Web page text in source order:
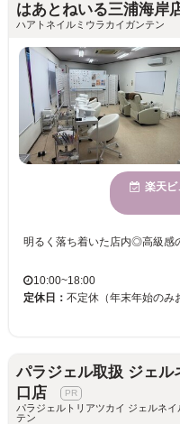
はあとねいる三浦海岸
ハアトネイルミウラカイガンテン
楽天ビ
10:00~18:00
定休日： 不定休（年末年始のみ
パラジェル取扱 ジェ
口店
パラジェルトリアツカイ ジェルネ
テン